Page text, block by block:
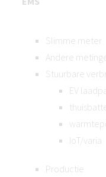
Slimme meter
Andere
Stuurbare
EV
IoT/varia
Productie